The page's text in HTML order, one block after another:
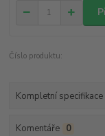
Číslo produktu:
Kompletní specifikace
Komentáře 0